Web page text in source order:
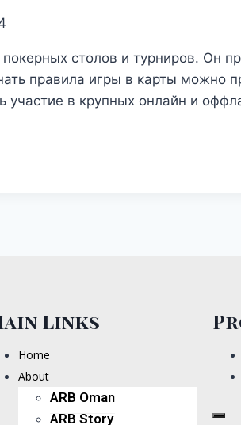
столов и турниров. Он
правила игры в карты
участие в крупных онлайн и
Links
Home
About
ARB Oman
ARB Story